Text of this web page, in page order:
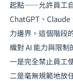
起點——允許員工自
ChatGPT、
力邊界。這個階段
織對 AI 能力與限制
一是完全禁止員工
二是毫無規範地放